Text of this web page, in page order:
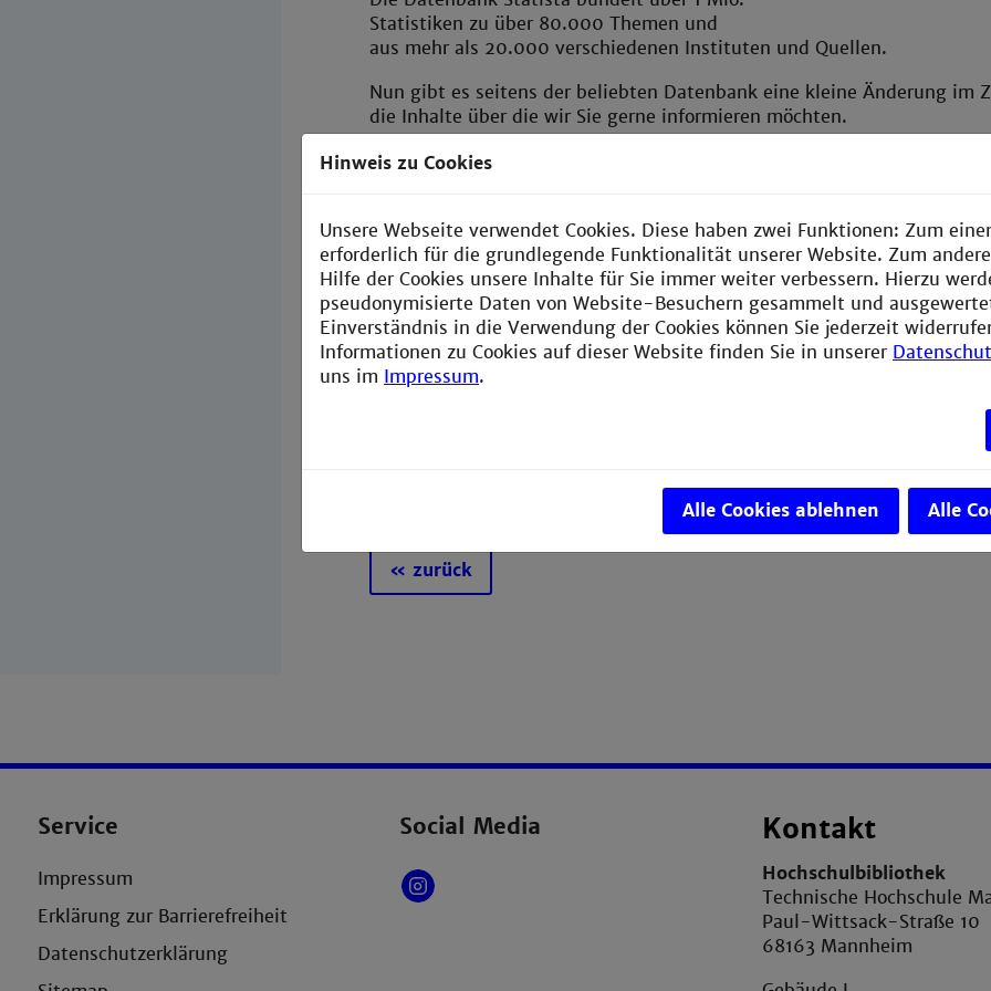
Statistiken zu über 80.000 Themen und
aus mehr als 20.000 verschiedenen Instituten und Quellen.
Nun gibt es seitens der beliebten Datenbank eine kleine Änderung im
die Inhalte über die wir Sie gerne informieren möchten.
Bislang konnten Sie über das Campusnetz (bzw. via VPN) auf Statista
Login (Shibboleth) anmelden müssen.
Zur Anmeldung müssen Sie dann aus einer Liste aller teilnehmenden
Einrichtungen „Technische Hochschule Mannheim“ auswählen. Im
darauffolgenden Fenster tragen Sie dann Ihre Campus-Login /
Daten ein und bestätigen die Übertragung.
bibliothek@th-mannheim.de. Wir helfen Ihnen gerne weiter.
« zurück
Service
Impressum
Erklärung zur Barrierefreiheit
Datenschutzerklärung
Social Media Kontakt
Hochschulbibliothek
Technische Hochschule
Paul-Wittsack-Straße 10
68163 Mannheim
Hinweis zu Cookies
Unsere Webseite verwendet Cookies. Diese haben zwei Funktionen: Zum
erforderlich für die grundlegende Funktionalität unserer Website. Zum
Hilfe der Cookies unsere Inhalte für Sie immer weiter verbessern. Hierzu
pseudonymisierte Daten von Website-Besuchern gesammelt und
Einverständnis in die Verwendung der Cookies können Sie jederzeit
Informationen zu Cookies auf dieser Website finden Sie in unserer
uns im Impressum.
Alle Cookies ablehnen Alle